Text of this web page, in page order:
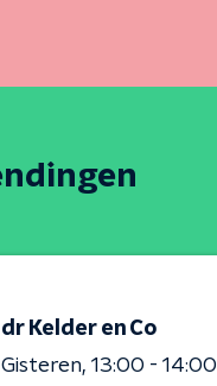
dr Kelder en Co
Gisteren 13:00 - 14:00